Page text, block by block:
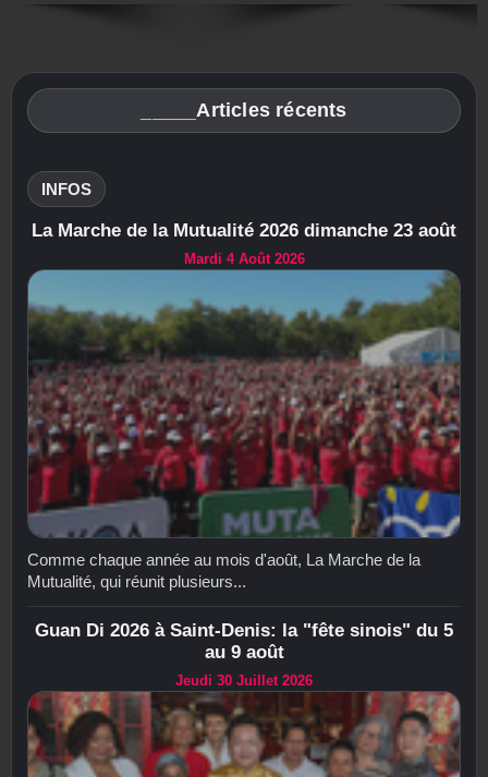
_____Articles récents
INFOS
La Marche de la Mutualité 2026 dimanche 23 août
Mardi 4 Août 2026
Comme chaque année au mois d'août, La Marche de la
Mutualité, qui réunit plusieurs...
Guan Di 2026 à Saint-Denis: la "fête sinois" du 5
au 9 août
Jeudi 30 Juillet 2026